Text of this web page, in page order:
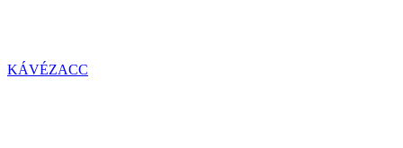
KÁVÉZACC